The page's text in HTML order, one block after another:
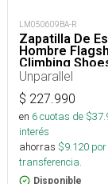
LM050609BA-R
Zapatilla De
Hombre
Climbing
Unparallel
$ 227.990
en 6cuotas de $
interés
ahorras $9.120 por
transferencia.
Disponible